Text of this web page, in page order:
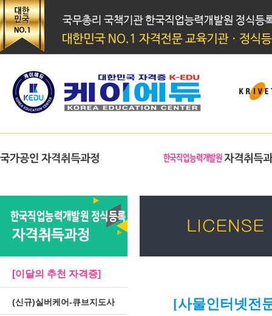
[이달의 추천 자격증]
(신규)실버케어-큐브지도사 [사물인터넷전